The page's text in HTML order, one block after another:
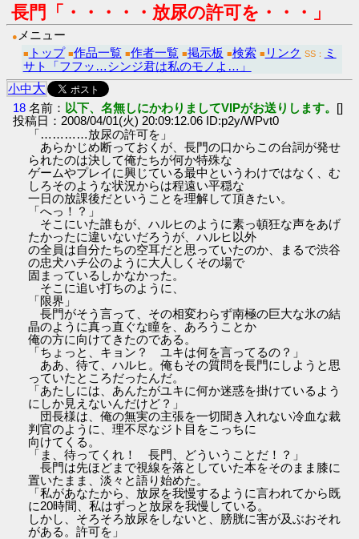
長門「・・・・・放尿の許可を・・・」
● メニュー
■ トップ ■作品一覧 ■作者一覧 ■掲示板 ■検索 ■ リンク SS：
ミ
サト「フフッ…シンジ君は私のモノよ…」
小中大
18 名前： 以下、名無しにかわりましてVIPがお送りします。 []
投稿日：2008/04/01(火) 20:09:12.06 ID:p2y/WPvt0
「…………放尿の許可を」
あらかじめ断っておくが、長門の口からこの台詞が発せ
られたのは決して俺たちが何か特殊な
ゲームやプレイに興じている最中というわけではなく、む
しろそのような状況からは程遠い平穏な
一日の放課後だということを理解して頂きたい。
「へっ！？」
そこにいた誰もが、ハルヒのように素っ頓狂な声をあげ
たかったに違いないだろうが、ハルヒ以外
の全員は自分たちの空耳だと思っていたのか、まるで渋谷
の忠犬ハチ公のように大人しくその場で
固まっているしかなかった。
そこに追い打ちのように、
「限界」
長門がそう言って、その相変わらず南極の巨大な氷の結
晶のように真っ直ぐな瞳を、あろうことか
俺の方に向けてきたのである。
「ちょっと、キョン？ ユキは何を言ってるの？」
ああ、待て、ハルヒ。俺もその質問を長門にしようと思
っていたところだったんだ。
「あたしには、あんたがユキに何か迷惑を掛けているよう
にしか見えないんだけど？」
団長様は、俺の無実の主張を一切聞き入れない冷血な裁
判官のように、理不尽なジト目をこっちに
向けてくる。
「ま、待ってくれ！ 長門、どういうことだ！？」
長門は先ほどまで視線を落としていた本をそのまま膝に
置いたまま、淡々と語り始めた。
「私があなたから、放尿を我慢するように言われてから既
に20時間、私はずっと放尿を我慢している。
しかし、そろそろ放尿をしないと、膀胱に害が及ぶおそれ
がある。許可を」